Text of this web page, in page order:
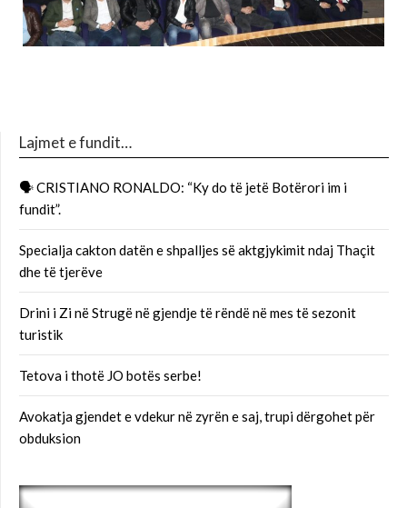
Lajmet e fundit…
🗣 CRISTIANO RONALDO: “Ky do të jetë Botërori im i
fundit”.
Specialja cakton datën e shpalljes së aktgjykimit ndaj Thaçit
dhe të tjerëve
Drini i Zi në Strugë në gjendje të rëndë në mes të sezonit
turistik
Tetova i thotë JO botës serbe!
Avokatja gjendet e vdekur në zyrën e saj, trupi dërgohet për
obduksion